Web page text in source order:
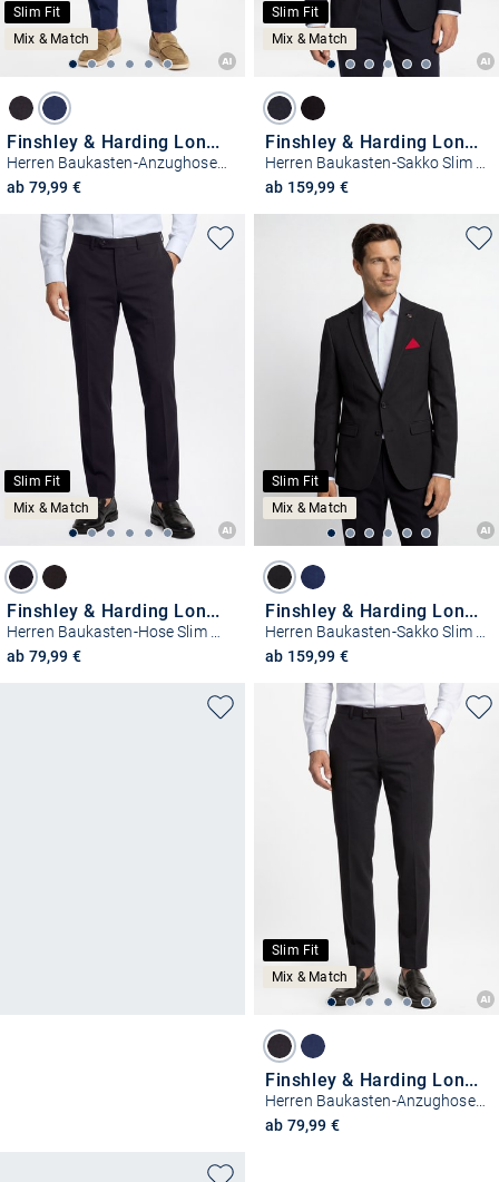
Slim Fit
Mix & Match
Finshley & Harding London
Herren Baukasten-Anzughose Slim Fit
ab 79,99 €
Slim Fit
Mix & Match
Finshley & Harding London
ab 159,99 €
Slim Fit
Mix & Match
Finshley & Harding London
ab 79,99 €
Slim Fit
Mix & Match
Finshley & Harding London
ab 159,99 €
Slim Fit
Mix & Match
Finshley & Harding London
Herren Baukasten-Anzughose Slim Fit
ab 79,99 €